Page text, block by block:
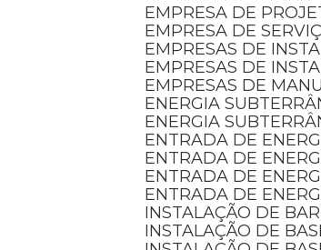
EMPRESA DE
EMPRESA DE
EMPRESAS DE
EMPRESAS DE
EMPRESAS DE
ENERGIA
ENERGIA
ENTRADA DE
ENTRADA DE
ENTRADA DE
ENTRADA DE
INSTALAÇÃO DE
INSTALAÇÃO DE